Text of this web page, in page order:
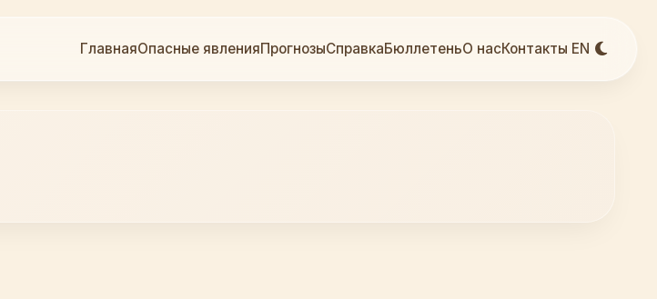
ГлавнаяОпасные явленияПрогнозыСправкаБюллетеньО насКонтакты EN